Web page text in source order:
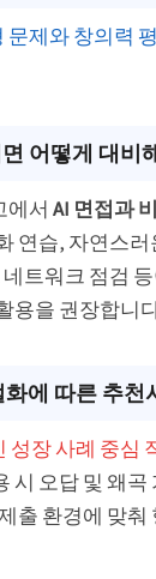
문제와 창의력
어떻게 대비
에서AI 면접과
연습, 자연스
트워크 점검
용을 권장합니
에 따른 추천
성장 사례 중심
시 오답 및 왜
출 환경에 맞춰